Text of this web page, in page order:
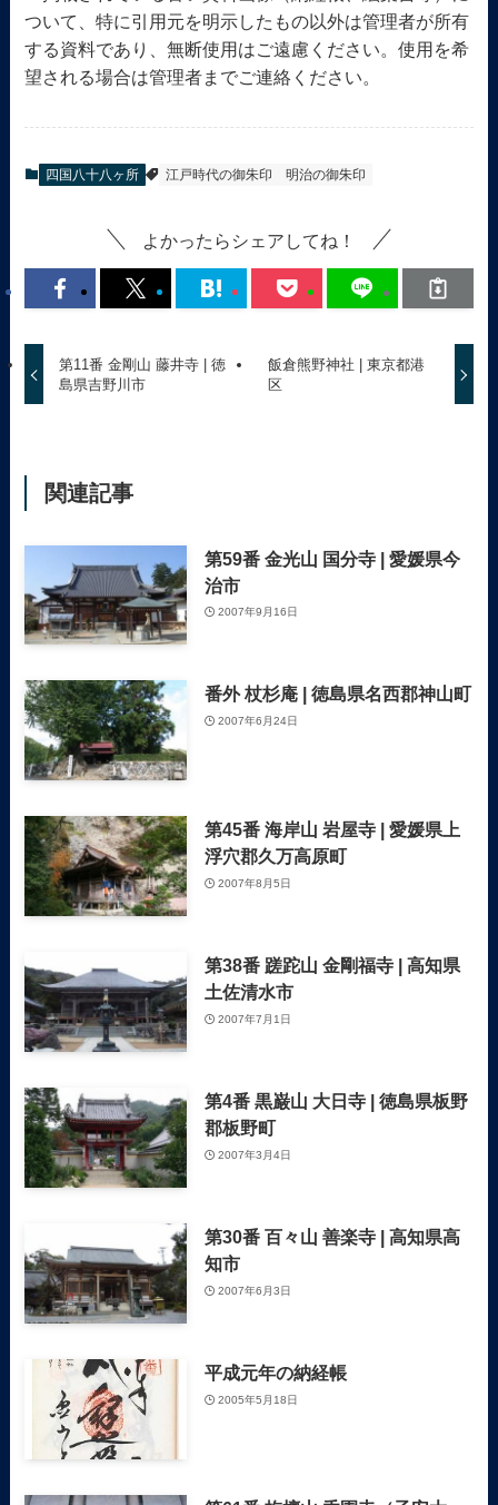
ついて、特に引用元を明示したもの以外は管理者が所有
する資料であり、無断使用はご遠慮ください。使用を希
望される場合は管理者までご連絡ください。
四国八十八ヶ所 江戸時代の御朱印 明治の御朱印
よかったらシェアしてね！
第11番 金剛山 藤井寺 | 徳
島県吉野川市
飯倉熊野神社 | 東京都港
区
関連記事
第59番 金光山 国分寺 | 愛媛県今
治市
2007年9月16日
番外 杖杉庵 | 徳島県名西郡神山町
2007年6月24日
第45番 海岸山 岩屋寺 | 愛媛県上
浮穴郡久万高原町
2007年8月5日
第38番 蹉跎山 金剛福寺 | 高知県
土佐清水市
2007年7月1日
第4番 黒巌山 大日寺 | 徳島県板野
郡板野町
2007年3月4日
第30番 百々山 善楽寺 | 高知県高
知市
2007年6月3日
平成元年の納経帳
2005年5月18日